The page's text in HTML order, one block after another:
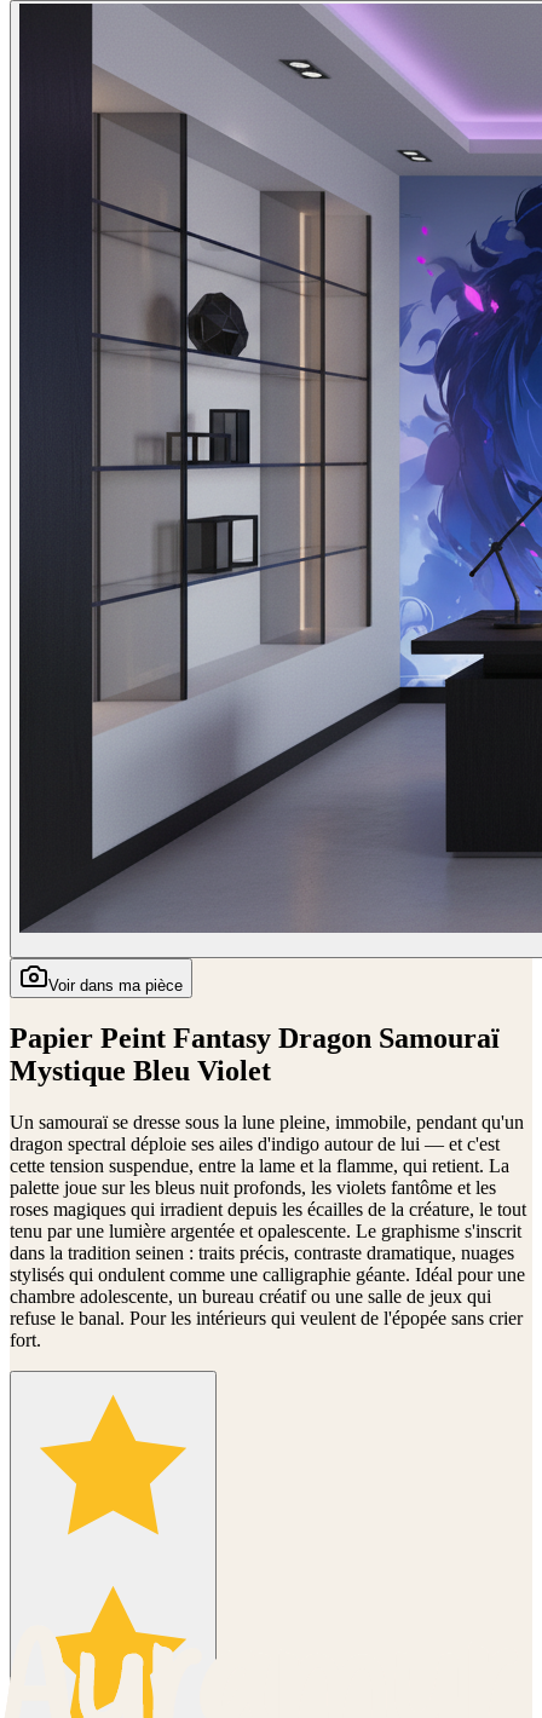
Voir dans ma pièce
Papier Peint Fantasy Dragon Samouraï
Mystique Bleu Violet
Un samouraï se dresse sous la lune pleine, immobile, pendant qu'un
dragon spectral déploie ses ailes d'indigo autour de lui — et c'est
cette tension suspendue, entre la lame et la flamme, qui retient. La
palette joue sur les bleus nuit profonds, les violets fantôme et les
roses magiques qui irradient depuis les écailles de la créature, le tout
tenu par une lumière argentée et opalescente. Le graphisme s'inscrit
dans la tradition seinen : traits précis, contraste dramatique, nuages
stylisés qui ondulent comme une calligraphie géante. Idéal pour une
chambre adolescente, un bureau créatif ou une salle de jeux qui
refuse le banal. Pour les intérieurs qui veulent de l'épopée sans crier
fort.